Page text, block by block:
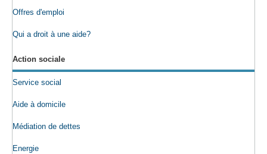
Offres d'emploi
Qui a droit à une aide?
Action sociale
Service social
Aide à domicile
Médiation de dettes
Energie